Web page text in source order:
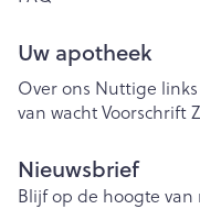
Uw apotheek
Over ons Nuttige links
van wachtVoorschrift
Nieuwsbrief
Blijf op de hoogte